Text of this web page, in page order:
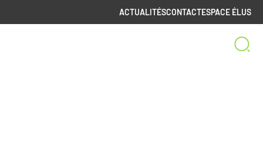
ACTUALITÉSCONTACTESPACE ÉLUS